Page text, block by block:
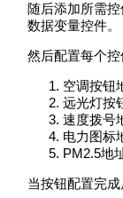
随后添加所需
数据变量控件。
然后配置每个
空调按钮
远光灯按
速度拨号
电力图标
PM2.5地
当按钮配置完